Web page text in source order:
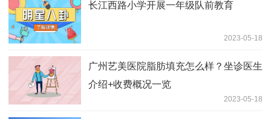
长江西路小学开展一年级队前教育
2023-05-18
广州艺美医院脂肪填充怎么样？坐诊医生
介绍+收费概况一览
2023-05-18